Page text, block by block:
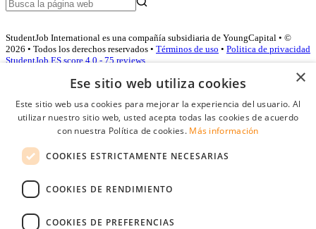
StudentJob International es una compañía subsidiaria de YoungCapital • ©
2026 • Todos los derechos reservados • Términos de uso • Politica de privacidad
StudentJob ES score 4.0 - 75 reviews
Acceso empresas
Contraseña
Recordarme
Conectarse
×
Ese sitio web utiliza cookies
Este sitio web usa cookies para mejorar la experiencia del usuario. Al
utilizar nuestro sitio web, usted acepta todas las cookies de acuerdo
con nuestra Política de cookies. Más información
COOKIES ESTRICTAMENTE NECESARIAS
COOKIES DE RENDIMIENTO
COOKIES DE PREFERENCIAS